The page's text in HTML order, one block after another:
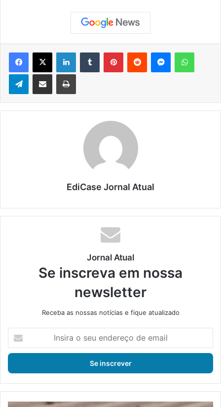
Telegram
EdiCase Jornal Atual
Jornal Atual
Se inscreva em nossa
newsletter
Receba as nossas notícias e fique atualizado
s
r
a